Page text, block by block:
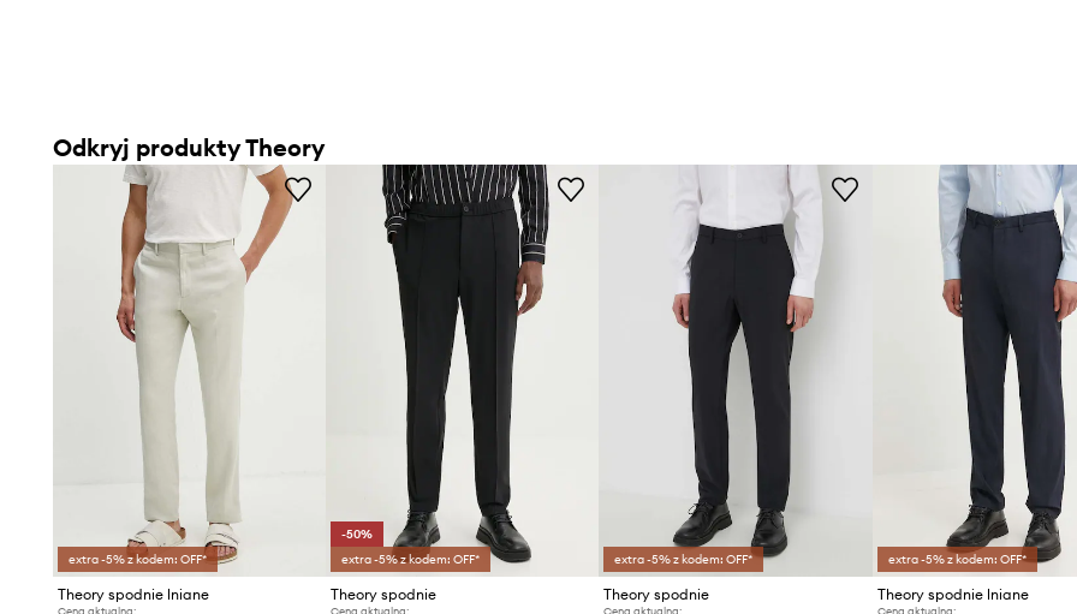
Odkryj produkty Theory
extra -5% z kodem: OFF*
Theory spodnie lniane
Cena aktualna:
-50%
extra -5% z kodem: OFF*
Theory spodnie
Cena aktualna:
extra -5% z kodem: OFF*
Theory spodnie
Cena aktualna:
extra -5% z kodem: OFF*
Theory spodnie lniane
Cena aktualna: